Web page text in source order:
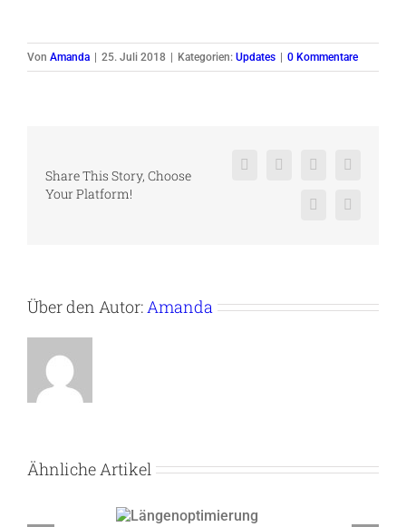
Von Amanda 25. Juli 2018 Kategorien: Updates 0 Kommentare
Share This Story, Choose
Your Platform!
Facebook
X RedditLinkedIn
PinterestVk
Über den Autor: Amanda
Ähnliche Artikel